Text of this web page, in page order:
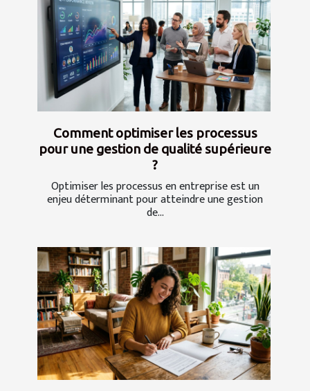
Comment optimiser les processus
pour une gestion de qualité supérieure
?
Optimiser les processus en entreprise est un
enjeu déterminant pour atteindre une gestion
de...